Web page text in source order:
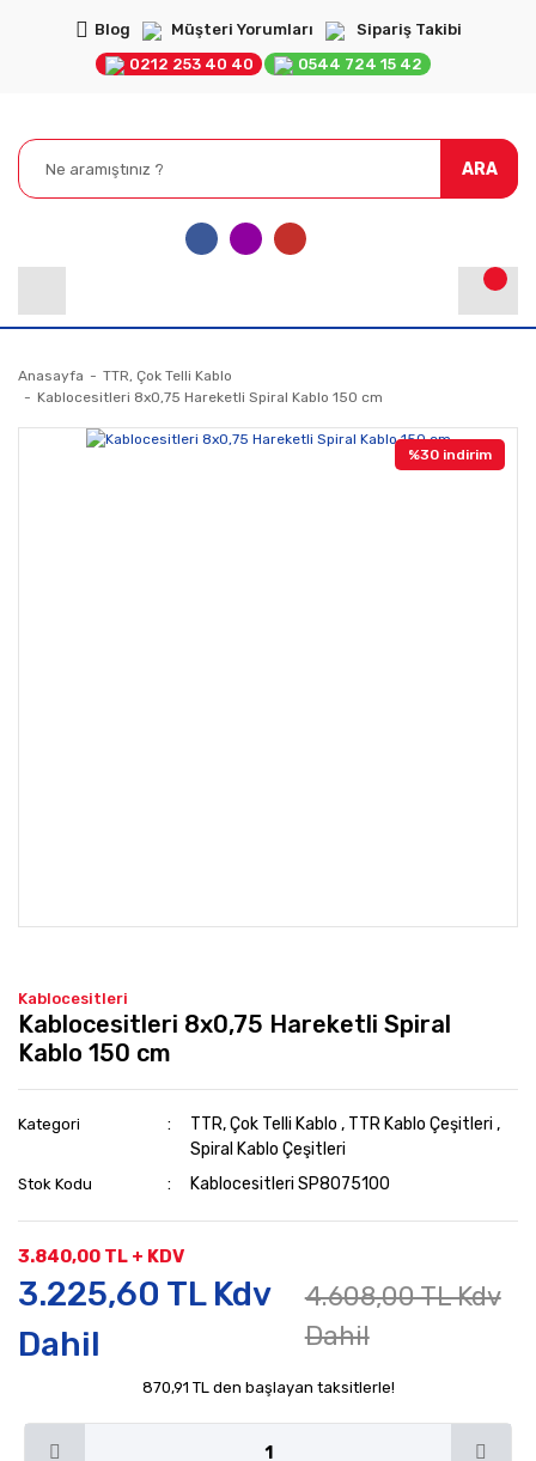
Blog Müşteri Yorumları
Sipariş Takibi
0212 253 40 40
0544 724 15 42
ARA
Anasayfa
TTR, Çok Telli Kablo
Kablocesitleri 8x0,75 Hareketli Spiral Kablo 150 cm
%30 indirim
Kablocesitleri
Kablocesitleri 8x0,75 Hareketli Spiral
Kablo 150 cm
Kategori TTR, Çok Telli Kablo , TTR Kablo Çeşitleri ,
Spiral Kablo Çeşitleri
Stok Kodu Kablocesitleri SP8075100
3.840,00 TL + KDV
3.225,60 TL Kdv
Dahil
4.608,00 TL Kdv
Dahil
870,91 TL den başlayan taksitlerle!